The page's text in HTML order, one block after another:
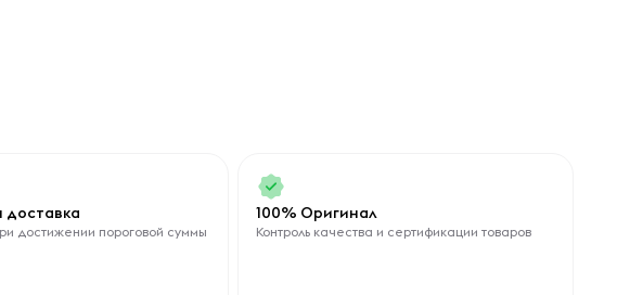
доставка
достижении пороговой суммы
100% Оригинал
Контроль качества и сертификации товаров